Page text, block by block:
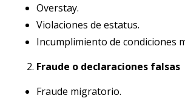
Overstay.
Violaciones de estatus.
Incumplimiento de condiciones
Fraude o declaraciones falsas
Fraude migratorio.